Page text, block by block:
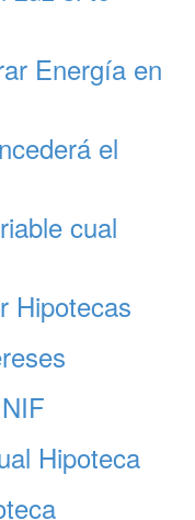
Energía en
el
cual
Hipotecas
Hipoteca